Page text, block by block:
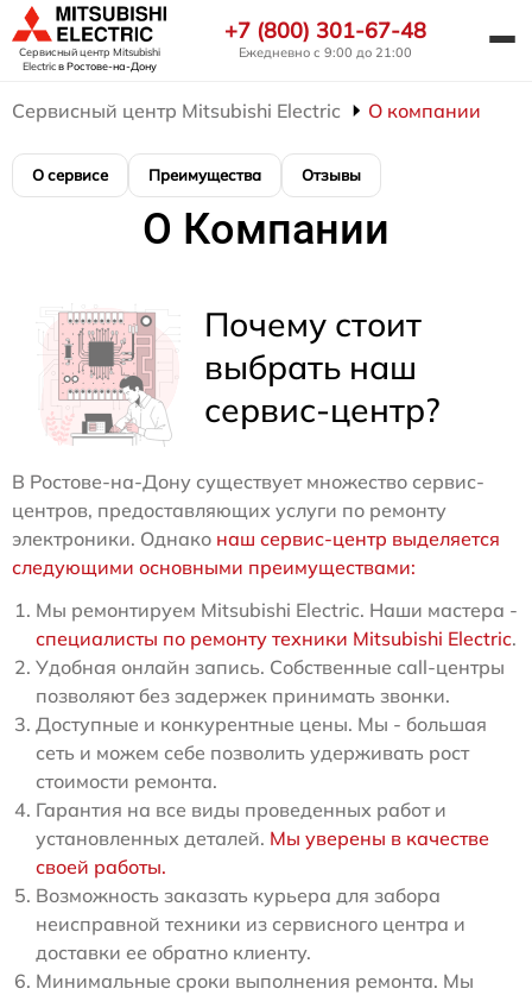
Сервисный центр Mitsubishi
Electricв Ростове-на-Дону
+7 (800) 301-67-48
Ежедневно с 9:00 до 21:00
Сервисный центр Mitsubishi Electric О компании
О сервисе Преимущества Отзывы
О Компании
Почему стоит
выбрать наш
сервис-центр?
В Ростове-на-Дону существует множество сервис-
центров, предоставляющих услуги по ремонту
электроники. Однако наш сервис-центр выделяется
следующими основными преимуществами:
Мы ремонтируем Mitsubishi Electric. Наши мастера -
специалисты по ремонту техники Mitsubishi Electric.
Удобная онлайн запись. Собственные call-центры
позволяют без задержек принимать звонки.
Доступные и конкурентные цены. Мы - большая
сеть и можем себе позволить удерживать рост
стоимости ремонта.
Гарантия на все виды проведенных работ и
установленных деталей. Мы уверены в качестве
своей работы.
Возможность заказать курьера для забора
неисправной техники из сервисного центра и
доставки ее обратно клиенту.
Минимальные сроки выполнения ремонта. Мы